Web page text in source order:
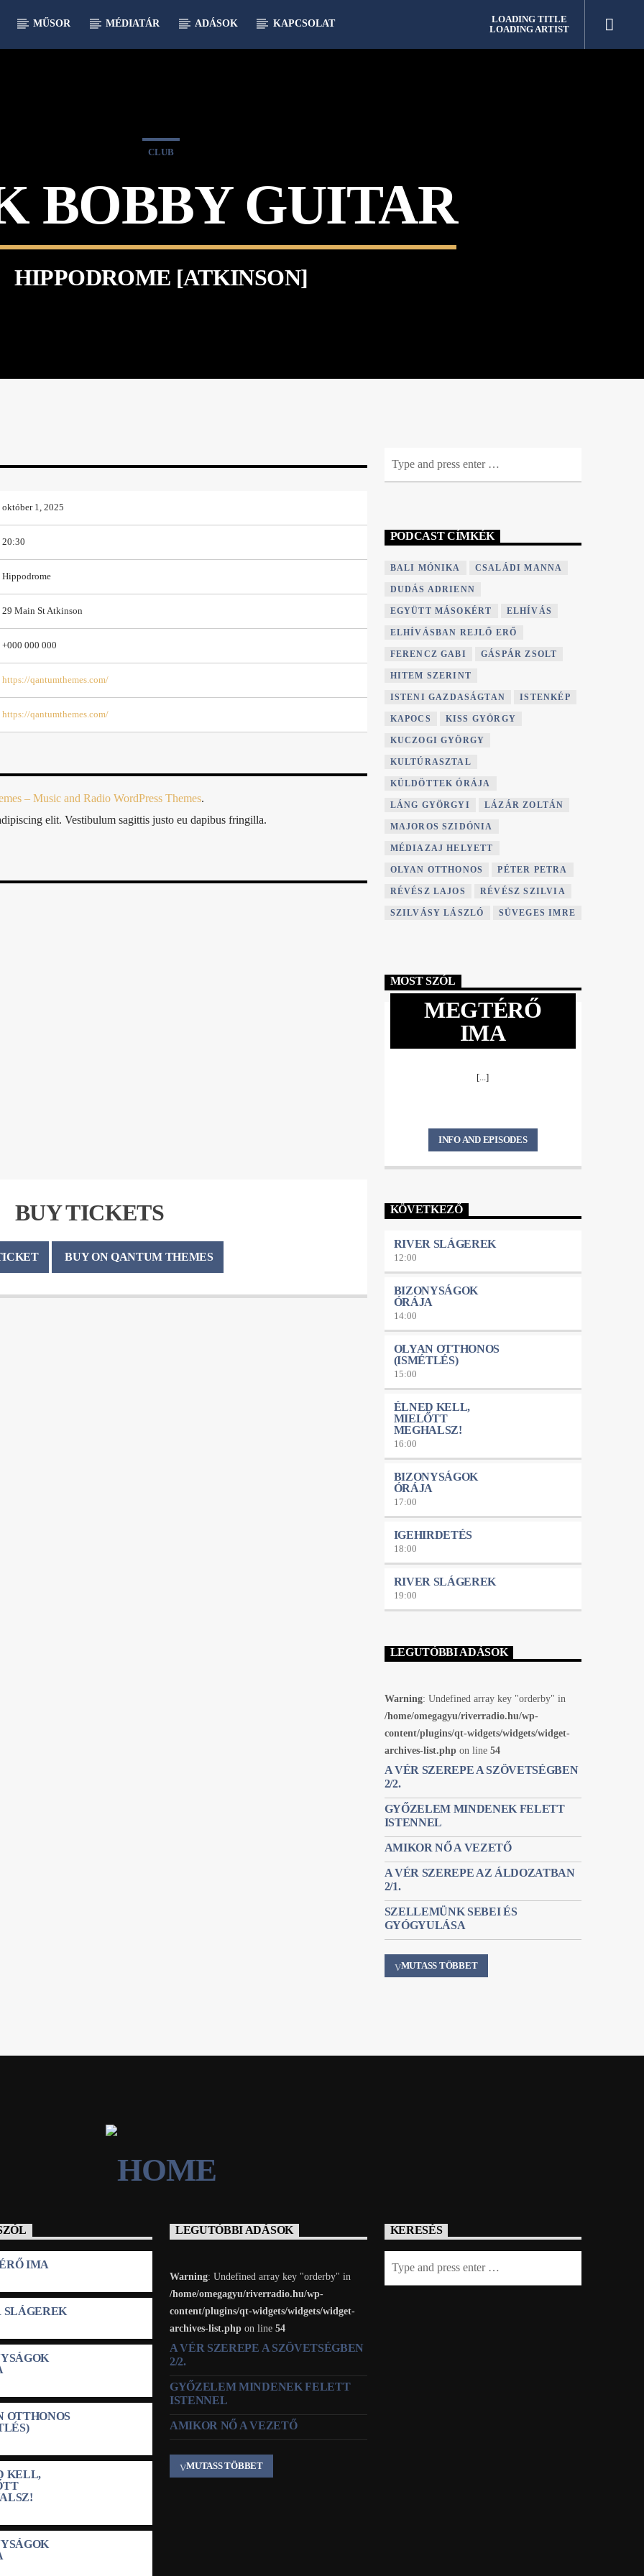
MŰSOR MÉDIATÁR ADÁSOK KAPCSOLAT
LOADING TITLE
LOADING ARTIST
CLUB
BOBBY GUITAR
HIPPODROME [ATKINSON]
október 1, 2025
20:30
Hippodrome
29 Main St Atkinson
+000 000 000
https://qantumthemes.com/
https://qantumthemes.com/
– Music and Radio WordPress Themes.
elit. Vestibulum sagittis justo eu dapibus fringilla.
BUY TICKETS
BUY ON QANTUM THEMES
PODCAST CÍMKÉK
BALI MÓNIKA CSALÁDI MANNA
DUDÁS ADRIENN
EGYÜTT MÁSOKÉRT ELHÍVÁS
ELHÍVÁSBAN REJLŐ ERŐ
FERENCZ GABI GÁSPÁR ZSOLT
HITEM SZERINT
ISTENI GAZDASÁGTAN ISTENKÉP
KAPOCS KISS GYÖRGY
KUCZOGI GYÖRGY
KULTÚRASZTAL
KÜLDÖTTEK ÓRÁJA
LÁNG GYÖRGYI LÁZÁR ZOLTÁN
MAJOROS SZIDÓNIA
MÉDIAZAJ HELYETT
OLYAN OTTHONOS PÉTER PETRA
RÉVÉSZ LAJOS RÉVÉSZ SZILVIA
SZILVÁSY LÁSZLÓ SÜVEGES IMRE
MOST SZÓL
MEGTÉRŐ
IMA
[...]
INFO AND EPISODES
KÖVETKEZŐ
RIVER SLÁGEREK
12:00
BIZONYSÁGOK
ÓRÁJA
14:00
OLYAN OTTHONOS
(ISMÉTLÉS)
15:00
ÉLNED KELL,
MIELŐTT
MEGHALSZ!
16:00
BIZONYSÁGOK
ÓRÁJA
17:00
IGEHIRDETÉS
18:00
RIVER SLÁGEREK
19:00
LEGUTÓBBI ADÁSOK
Warning: Undefined array key "orderby" in
/home/omegagyu/riverradio.hu/wp-
content/plugins/qt-widgets/widgets/widget-
archives-list.phpon line 54
A VÉR SZEREPE A SZÖVETSÉGBEN
2/2.
GYŐZELEM MINDENEK FELETT
ISTENNEL
AMIKOR NŐ A VEZETŐ
A VÉR SZEREPE AZ ÁLDOZATBAN
2/1.
SZELLEMÜNK SEBEI ÉS
GYÓGYULÁSA
MUTASS TÖBBET
IMA
SLÁGEREK
OTTHONOS
KELL,
LEGUTÓBBI ADÁSOK
Warning: Undefined array key "orderby" in
/home/omegagyu/riverradio.hu/wp-
content/plugins/qt-widgets/widgets/widget-
archives-list.php on line 54
A VÉR SZEREPE A SZÖVETSÉGBEN
2/2.
GYŐZELEM MINDENEK FELETT
ISTENNEL
AMIKOR NŐ A VEZETŐ
MUTASS TÖBBET
KERESÉS